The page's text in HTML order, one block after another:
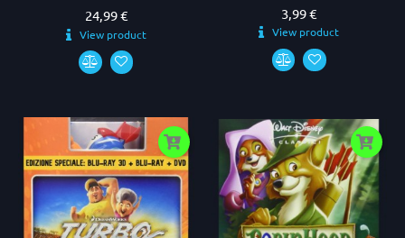
Prezzo
24,99 €
View product
Prezzo
3,99 €
View product